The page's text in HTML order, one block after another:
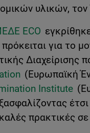
υλικών,
ECO
για το
Διαχείρισης
(Ευρωπαϊκή
Institute
πρακτικές